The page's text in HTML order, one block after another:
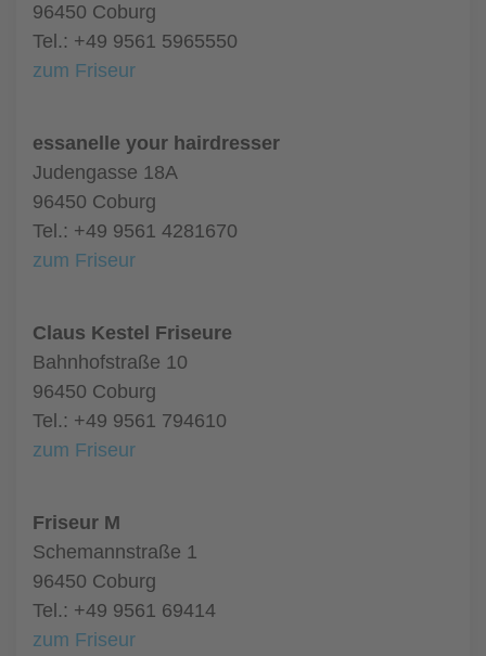
96450 Coburg
Tel.: +49 9561 5965550
zum Friseur
essanelle your hairdresser
Judengasse 18A
96450 Coburg
Tel.: +49 9561 4281670
zum Friseur
Claus Kestel Friseure
Bahnhofstraße 10
96450 Coburg
Tel.: +49 9561 794610
zum Friseur
Friseur M
Schemannstraße 1
96450 Coburg
Tel.: +49 9561 69414
zum Friseur